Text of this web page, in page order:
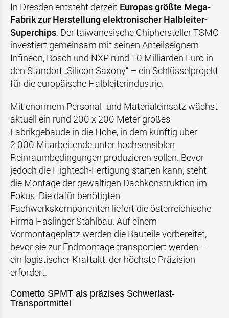
In Dresden entsteht derzeit Europas größte Mega-
Fabrik zur Herstellung elektronischer Halbleiter-
Superchips. Der taiwanesische Chiphersteller TSMC
investiert gemeinsam mit seinen Anteilseignern
Infineon, Bosch und NXP rund 10 Milliarden Euro in
den Standort „Silicon Saxony“ – ein Schlüsselprojekt
für die europäische Halbleiterindustrie.
Mit enormem Personal- und Materialeinsatz wächst
aktuell ein rund 200 x 200 Meter großes
Fabrikgebäude in die Höhe, in dem künftig über
2.000 Mitarbeitende unter hochsensiblen
Reinraumbedingungen produzieren sollen. Bevor
jedoch die Hightech-Fertigung starten kann, steht
die Montage der gewaltigen Dachkonstruktion im
Fokus. Die dafür benötigten
Fachwerkskomponenten liefert die österreichische
Firma Haslinger Stahlbau. Auf einem
Vormontageplatz werden die Bauteile vorbereitet,
bevor sie zur Endmontage transportiert werden –
ein logistischer Kraftakt, der höchste Präzision
erfordert.
Cometto SPMT als präzises Schwerlast-
Transportmittel